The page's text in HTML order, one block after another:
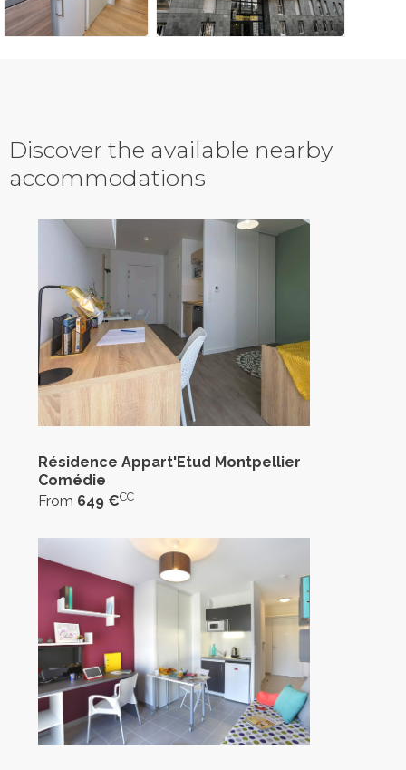
Discover the available nearby
accommodations
Résidence Appart'Etud Montpellier
Comédie
From 649 €CC